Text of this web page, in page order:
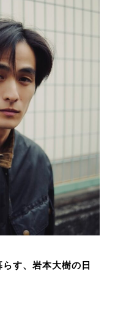
す、岩本大樹の日